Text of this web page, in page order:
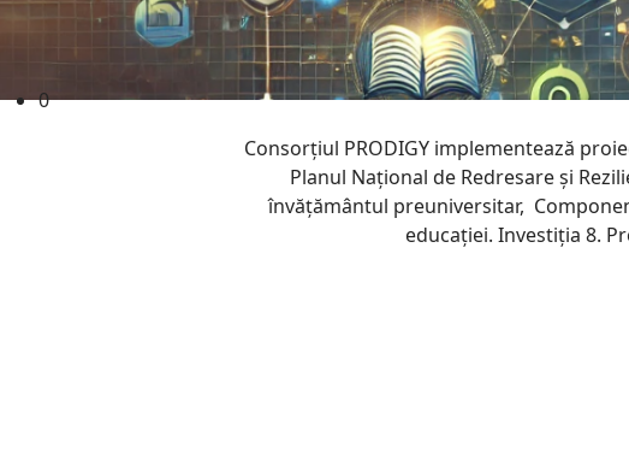
learning.projectprodigy.ro
0
Consorțiul PRODIGY implementează
Planul Național de Redresare și
învățământul preuniversitar,
educației. Investiția 8.